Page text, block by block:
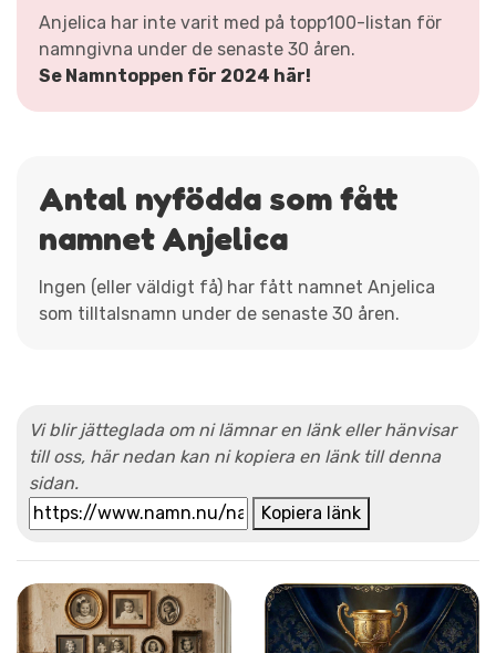
Anjelica har inte varit med på topp100-listan för
namngivna under de senaste 30 åren.
Se Namntoppen för 2024 här!
Antal nyfödda som fått
namnet Anjelica
Ingen (eller väldigt få) har fått namnet Anjelica
som tilltalsnamn under de senaste 30 åren.
Vi blir jätteglada om ni lämnar en länk eller hänvisar
till oss, här nedan kan ni kopiera en länk till denna
sidan.
Kopiera länk